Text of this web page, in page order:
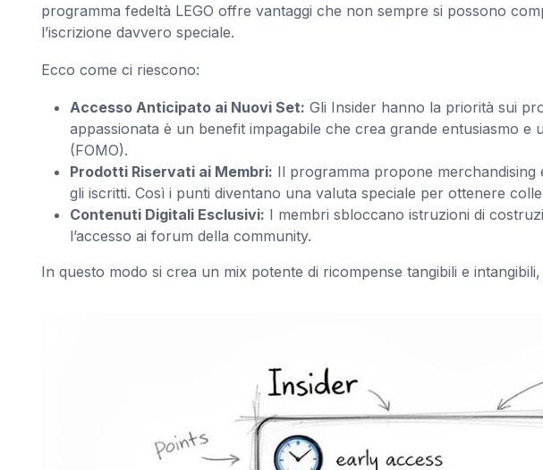
programma fedeltà LEGO offre vantaggi che non sempre si possono
l’iscrizione davvero speciale.
Ecco come ci riescono:
Accesso Anticipato ai Nuovi Set: Gli Insider hanno la priorità sui
appassionata è un benefit impagabile che crea grande entusiasmo e
(FOMO).
Prodotti Riservati ai Membri: Il programma propone
gli iscritti. Così i punti diventano una valuta speciale per ottenere
Contenuti Digitali Esclusivi: I membri sbloccano istruzioni di
l’accesso ai forum della community.
In questo modo si crea un mix potente di ricompense tangibili e